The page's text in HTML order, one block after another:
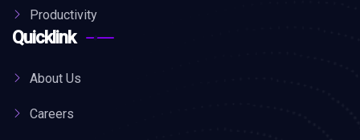
Productivity
Quicklink
About Us
Careers